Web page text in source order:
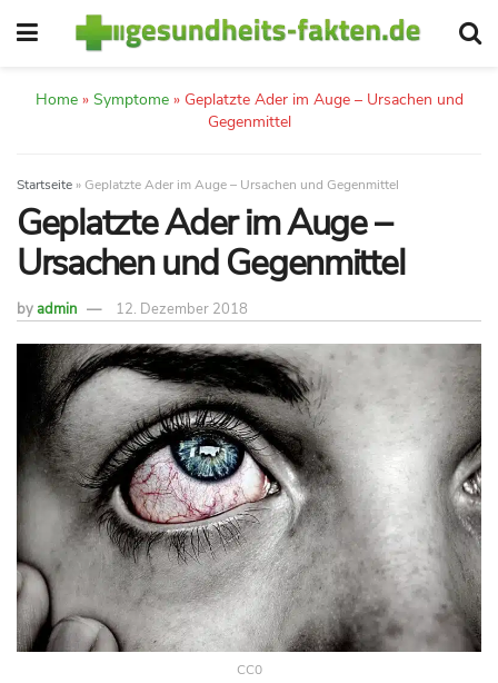
Home» Symptome» Geplatzte Ader im Auge – Ursachen und
Gegenmittel
Startseite » Geplatzte Ader im Auge – Ursachen und Gegenmittel
Geplatzte Ader im Auge –
Ursachen und Gegenmittel
byadmin 12. Dezember 2018
CC0